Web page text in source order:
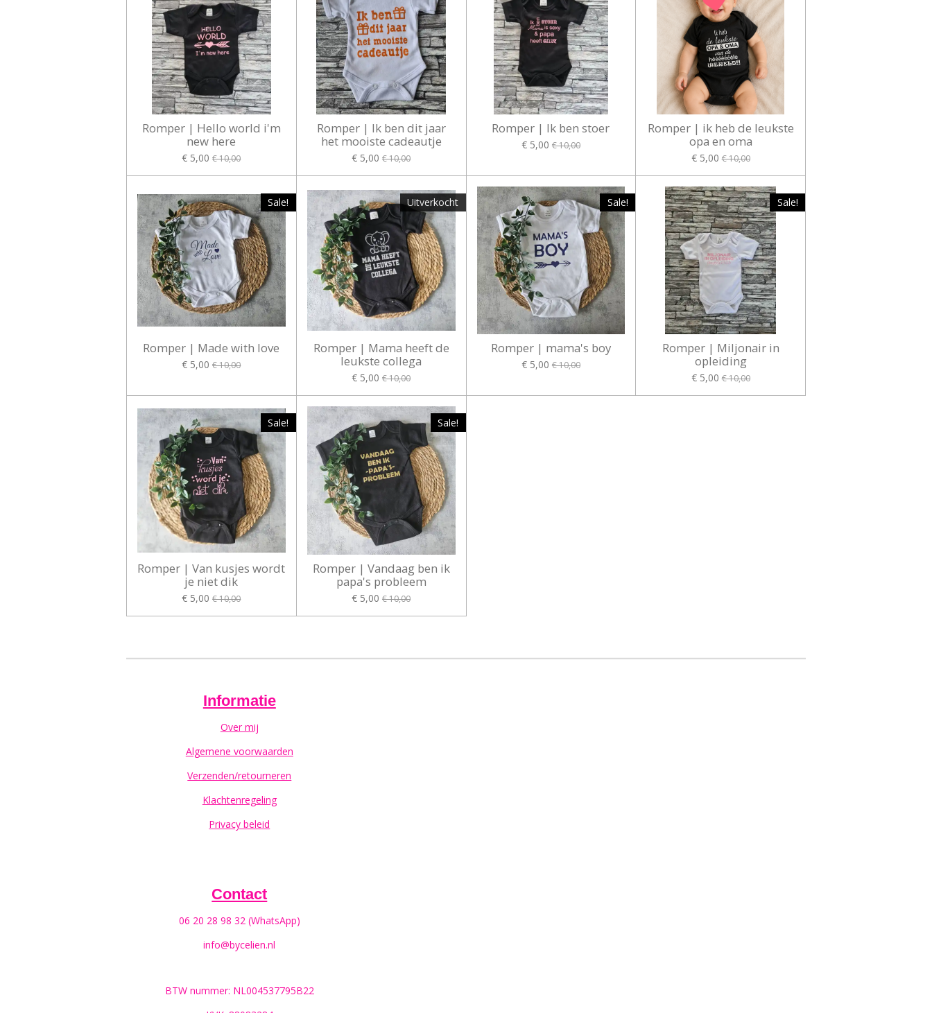
Romper | Hello world i'm
new here
€ 5,00 € 10,00
Romper | Ik ben dit jaar
het mooiste cadeautje
€ 5,00 € 10,00
Romper | Ik ben stoer
€ 5,00 € 10,00
Romper | ik heb de leukste
opa en oma
€ 5,00 € 10,00
Sale!
Romper | Made with love
€ 5,00 € 10,00
Uitverkocht
Romper | Mama heeft de
leukste collega
€ 5,00 € 10,00
Sale!
Romper | mama's boy
€ 5,00 € 10,00
Sale!
Romper | Miljonair in
opleiding
€ 5,00 € 10,00
Sale!
Romper | Van kusjes wordt
je niet dik
€ 5,00 € 10,00
Sale!
Romper | Vandaag ben ik
papa's probleem
€ 5,00 € 10,00
Informatie
Over mij
Algemene voorwaarden
Verzenden/retourneren
Klachtenregeling
Privacy beleid
Contact
06 20 28 98 32 (WhatsApp)
info@bycelien.nl
BTW nummer: NL004537795B22